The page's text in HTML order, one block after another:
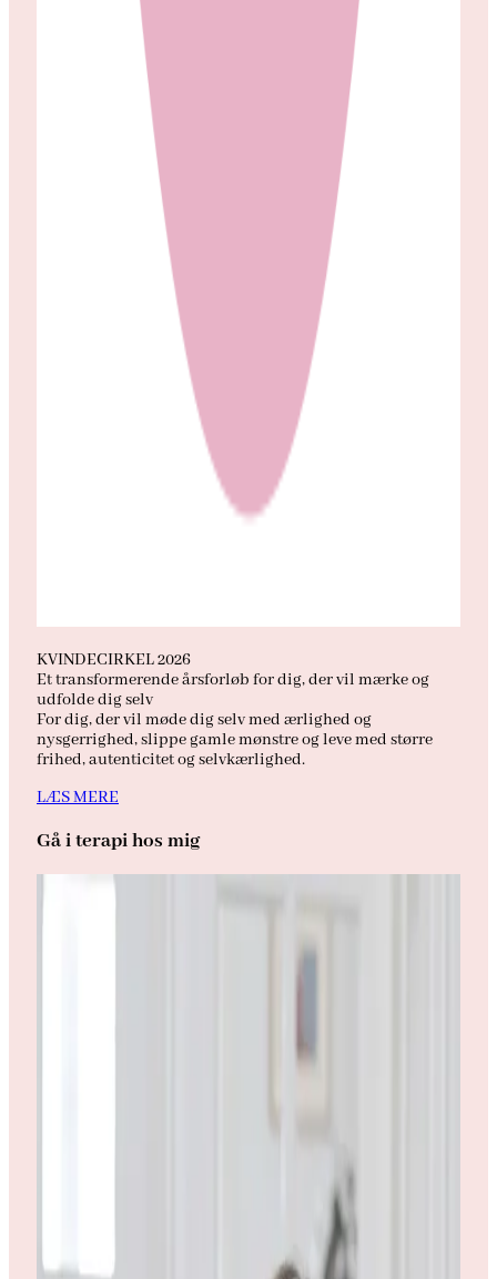
KVINDECIRKEL 2026
Et transformerende årsforløb for dig, der vil mærke og
udfolde dig selv
For dig, der vil møde dig selv med ærlighed og
nysgerrighed, slippe gamle mønstre og leve med større
frihed, autenticitet og selvkærlighed.
LÆS MERE
Gå i terapi hos mig